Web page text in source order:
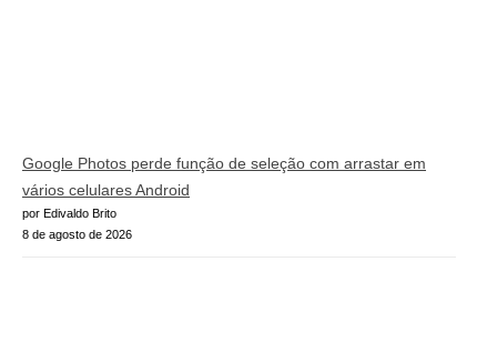
Google Photos perde função de seleção com arrastar em
vários celulares Android
por Edivaldo Brito
8 de agosto de 2026